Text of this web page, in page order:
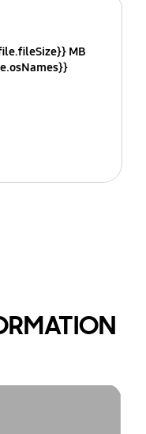
MB